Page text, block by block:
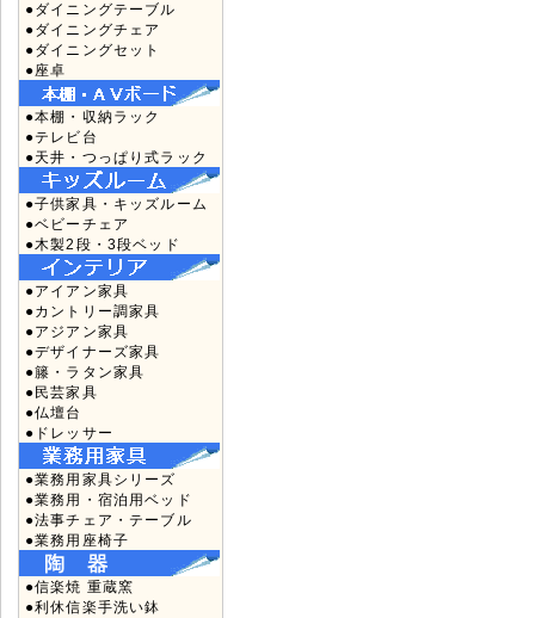
●ダイニングテーブル
●ダイニングチェア
●ダイニングセット
●座卓
●本棚・収納ラック
●テレビ台
●天井・つっぱり式ラック
●子供家具・キッズルーム
●ベビーチェア
●木製2段・3段ベッド
●アイアン家具
●カントリー調家具
●アジアン家具
●デザイナーズ家具
●籐・ラタン家具
●民芸家具
●仏壇台
●ドレッサー
●業務用家具シリーズ
●業務用・宿泊用ベッド
●法事チェア・テーブル
●業務用座椅子
●信楽焼 重蔵窯
●利休信楽手洗い鉢